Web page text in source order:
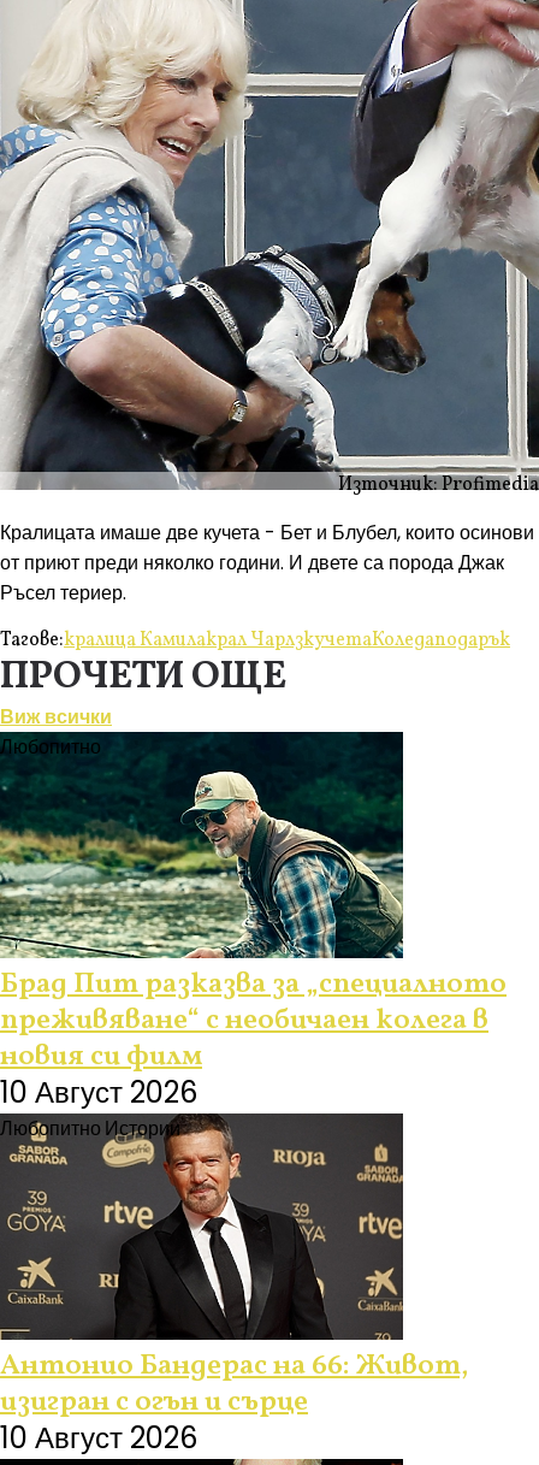
Източник: Profimedia
Кралицата имаше две кучета - Бет и Блубел, които осинови
от приют преди няколко години. И двете са порода Джак
Ръсел териер.
Тагове:кралица Камилакрал ЧарлзкучетаКоледаподарък
ПРОЧЕТИ ОЩЕ
Виж всички
Любопитно
Брад Пит разказва за „специалното
преживяване“ с необичаен колега в
новия си филм
10 Август 2026
Любопитно Истории
Антонио Бандерас на 66: Живот,
изигран с огън и сърце
10 Август 2026